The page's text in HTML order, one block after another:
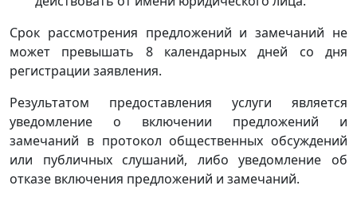
Срок рассмотрения предложений и замечаний не
может превышать 8 календарных дней со дня
регистрации заявления.
Результатом предоставления услуги является
уведомление о включении предложений и
замечаний в протокол общественных обсуждений
или публичных слушаний, либо уведомление об
отказе включения предложений и замечаний.